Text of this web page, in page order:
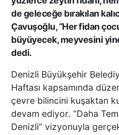
de geleceğe bırakılan
Çavuşoğlu, “Her fidan
büyüyecek, meyvesini
dedi.
Denizli Büyükşehir
Haftası kapsamında
çevre bilincini kuşaktan
devam ediyor. “Daha
Denizli” vizyonuyla